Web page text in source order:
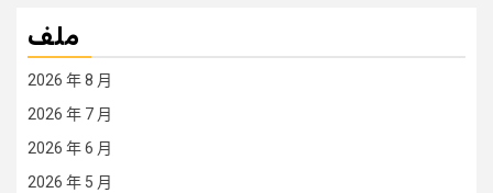
ملف
2026 年 8 月
2026 年 7 月
2026 年 6 月
2026 年 5 月